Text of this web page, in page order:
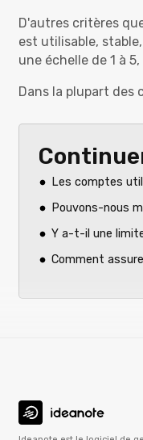
D'autres critères
est utilisable,
une échelle de 1 à
Dans la plupart des
Les comptes
Pouvons-nous
Y a-t-il une
Comment